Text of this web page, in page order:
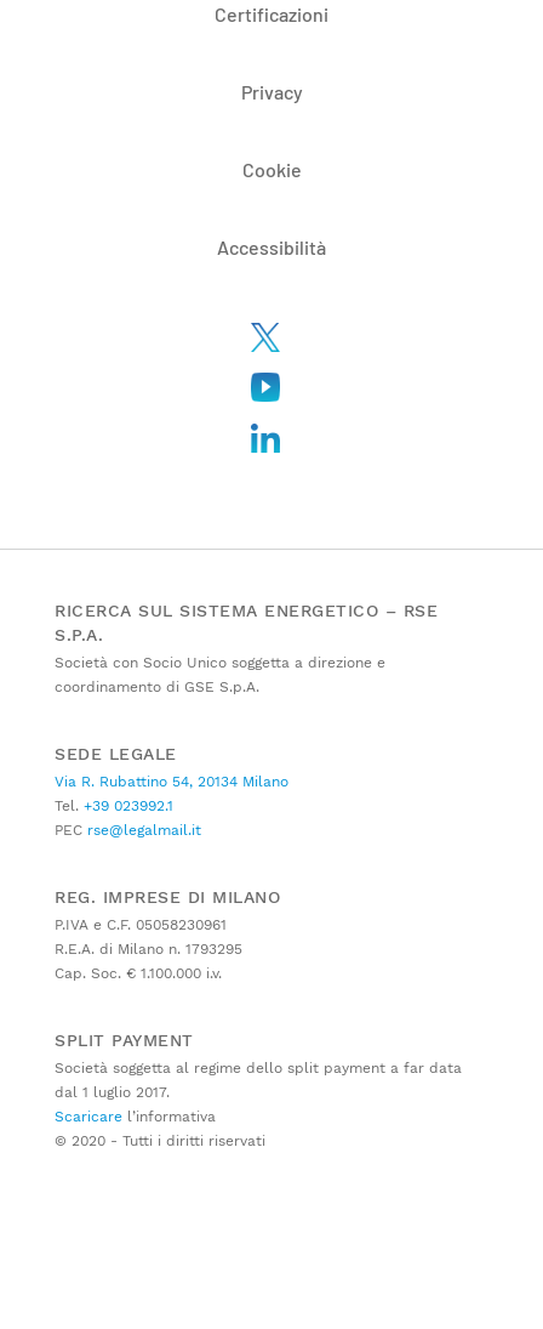
Certificazioni
Privacy
Cookie
Accessibilità
RICERCA SUL SISTEMA ENERGETICO – RSE
S.P.A.
Società con Socio Unico soggetta a direzione e
coordinamento di GSE S.p.A.
SEDE LEGALE
Via R. Rubattino 54, 20134 Milano
Tel. +39 023992.1
PEC rse@legalmail.it
REG. IMPRESE DI MILANO
P.IVA e C.F. 05058230961
R.E.A. di Milano n. 1793295
Cap. Soc. € 1.100.000 i.v.
SPLIT PAYMENT
Società soggetta al regime dello split payment a far data
dal 1 luglio 2017.
Scaricare l’informativa
© 2020 - Tutti i diritti riservati